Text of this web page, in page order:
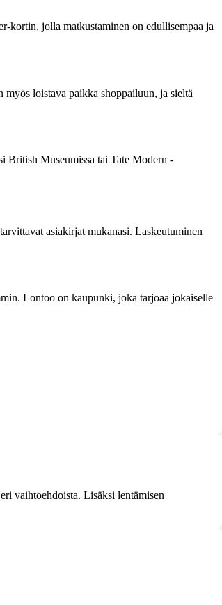
kortin, jolla matkustaminen on edullisempaa ja
loistava paikka shoppailuun, ja sieltä
British Museumissa tai Tate Modern -
asiakirjat mukanasi. Laskeutuminen
Lontoo on kaupunki, joka tarjoaa jokaiselle
vaihtoehdoista. Lisäksi lentämisen